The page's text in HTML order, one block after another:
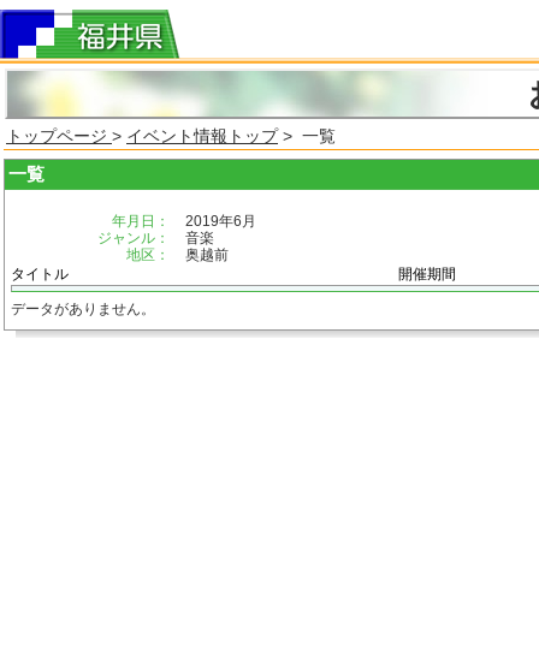
トップページ > イベント情報トップ> 一覧
一覧
年月日：
2019年6月
ジャンル：
音楽
地区：
奥越前
タイトル
開催期間
データがありません。